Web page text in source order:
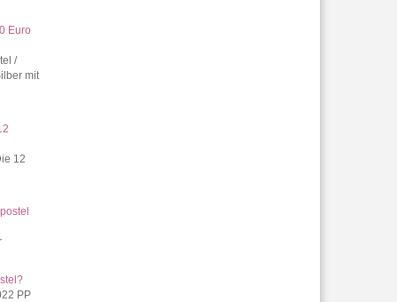
Euro
/
mit
12
PP